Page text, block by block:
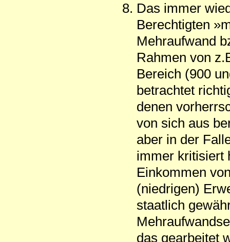
Das immer
Berechtigten
Mehraufwand
Rahmen von
Bereich (900
betrachtet
denen
von sich aus
aber in der
immer kritisiert
Einkommen
(niedrigen)
staatlich
das gearbeitet